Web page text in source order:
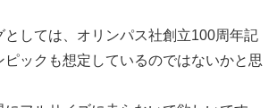
としては、オリンパス社創立100周年記
ピックも想定しているのではないかと思